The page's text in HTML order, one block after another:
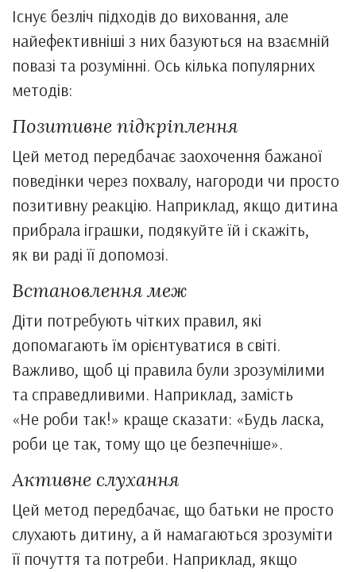
Існує безліч підходів до виховання, але
найефективніші з них базуються на взаємній
повазі та розумінні. Ось кілька популярних
методів:
Позитивне підкріплення
Цей метод передбачає заохочення бажаної
поведінки через похвалу, нагороди чи просто
позитивну реакцію. Наприклад, якщо дитина
прибрала іграшки, подякуйте їй і скажіть,
як ви раді її допомозі.
Встановлення меж
Діти потребують чітких правил, які
допомагають їм орієнтуватися в світі.
Важливо, щоб ці правила були зрозумілими
та справедливими. Наприклад, замість
«Не роби так!» краще сказати: «Будь ласка,
роби це так, тому що це безпечніше».
Активне слухання
Цей метод передбачає, що батьки не просто
слухають дитину, а й намагаються зрозуміти
її почуття та потреби. Наприклад, якщо